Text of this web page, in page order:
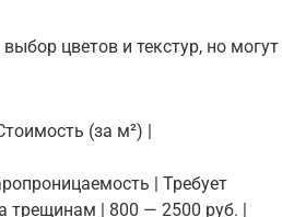
цветов и текстур, но
(за м²) |
| Требует
трещинам | 800 — 2500 руб. |